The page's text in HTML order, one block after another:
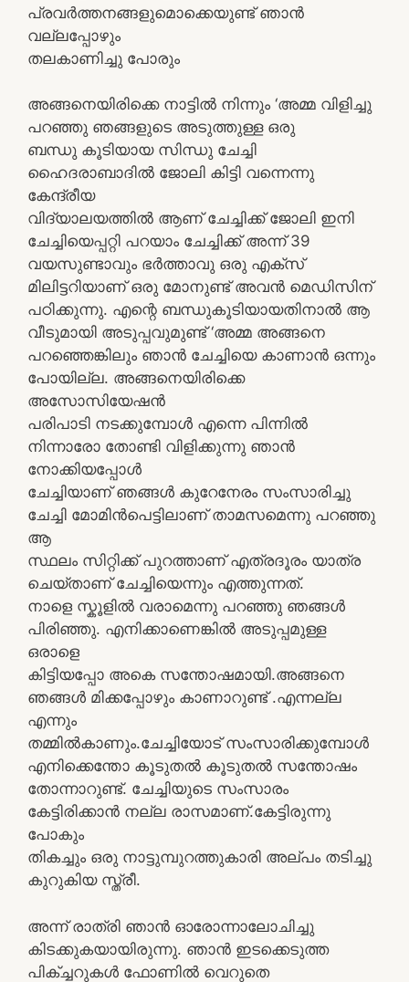
പ്രവർത്തനങ്ങളുമൊക്കെയുണ്ട് ഞാൻ
വല്ലപ്പോഴും
തലകാണിച്ചു പോരും
അങ്ങനെയിരിക്കെ നാട്ടിൽ നിന്നും ‘അമ്മ വിളിച്ചു
പറഞ്ഞു ഞങ്ങളുടെ അടുത്തുള്ള ഒരു
ബന്ധു കൂടിയായ സിന്ധു ചേച്ചി
ഹൈദരാബാദിൽ ജോലി കിട്ടി വന്നെന്നു
കേന്ദ്രീയ
വിദ്യാലയത്തിൽ ആണ് ചേച്ചിക്ക് ജോലി ഇനി
ചേച്ചിയെപ്പറ്റി പറയാം ചേച്ചിക്ക് അന്ന് 39
വയസുണ്ടാവും ഭർത്താവു ഒരു എക്സ്
മിലിട്ടറിയാണ് ഒരു മോനുണ്ട് അവൻ മെഡിസിന്
പഠിക്കുന്നു. എന്റെ ബന്ധുകൂടിയായതിനാൽ ആ
വീടുമായി അടുപ്പവുമുണ്ട് ‘അമ്മ അങ്ങനെ
പറഞ്ഞെങ്കിലും ഞാൻ ചേച്ചിയെ കാണാൻ ഒന്നും
പോയില്ല. അങ്ങനെയിരിക്കെ
അസോസിയേഷൻ
പരിപാടി നടക്കുമ്പോൾ എന്നെ പിന്നിൽ
നിന്നാരോ തോണ്ടി വിളിക്കുന്നു ഞാൻ
നോക്കിയപ്പോൾ
ചേച്ചിയാണ് ഞങ്ങൾ കുറേനേരം സംസാരിച്ചു
ചേച്ചി മോമിൻപെട്ടിലാണ് താമസമെന്നു പറഞ്ഞു
ആ
സ്ഥലം സിറ്റിക്ക് പുറത്താണ് എത്രദൂരം യാത്ര
ചെയ്താണ് ചേച്ചിയെന്നും എത്തുന്നത്.
നാളെ സ്കൂളിൽ വരാമെന്നു പറഞ്ഞു ഞങ്ങൾ
പിരിഞ്ഞു. എനിക്കാണെങ്കിൽ അടുപ്പമുള്ള
ഒരാളെ
കിട്ടിയപ്പോ അകെ സന്തോഷമായി.അങ്ങനെ
ഞങ്ങൾ മിക്കപ്പോഴും കാണാറുണ്ട് .എന്നല്ല
എന്നും
തമ്മിൽകാണും.ചേച്ചിയോട് സംസാരിക്കുമ്പോൾ
എനിക്കെന്തോ കൂടുതൽ കൂടുതൽ സന്തോഷം
തോന്നാറുണ്ട്. ചേച്ചിയുടെ സംസാരം
കേട്ടിരിക്കാൻ നല്ല രാസമാണ്.കേട്ടിരുന്നു
പോകും
തികച്ചും ഒരു നാട്ടുമ്പുറത്തുകാരി അല്പം തടിച്ചു
കുറുകിയ സ്ത്രീ.
അന്ന് രാത്രി ഞാൻ ഓരോന്നാലോചിച്ചു
കിടക്കുകയായിരുന്നു. ഞാൻ ഇടക്കെടുത്ത
പിക്ച്ചറുകൾ ഫോണിൽ വെറുതെ